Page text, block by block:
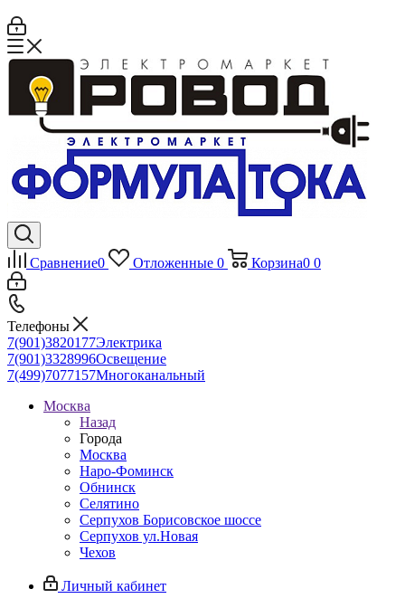
Сравнение0 Отложенные 0 Корзина0 0
Телефоны
7(901)3820177Электрика
7(901)3328996Освещение
7(499)7077157Многоканальный
Москва
Назад
Города
Москва
Наро-Фоминск
Обнинск
Селятино
Серпухов Борисовское шоссе
Серпухов ул.Новая
Чехов
Личный кабинет